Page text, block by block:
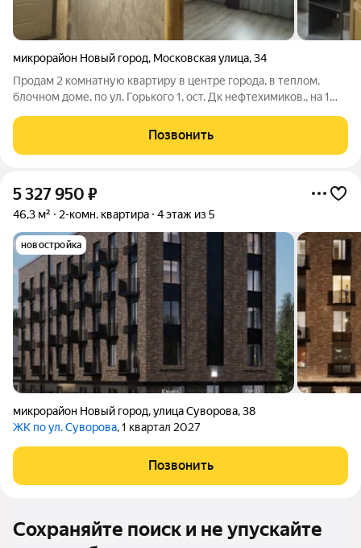
микрорайон Новый город, Московская улица,34
Продам 2 комнатную квартиру в центре города, в теплом,
блочном доме, по ул. Горького 1, ост. Дк нефтехимиков., на 1
квартиры- комнаты раздельные, эксклюзивная планировка. ( в
подъезде дома
Позвонить
5 327 950 ₽
46,3 м² 2-комн. квартира 4 этаж из 5
новостройка
микрорайон Новый город,улица Суворова,38
ЖК по ул. Суворова, 1 квартал 2027
Позвонить
Сохраняйте поиск и не упускайте